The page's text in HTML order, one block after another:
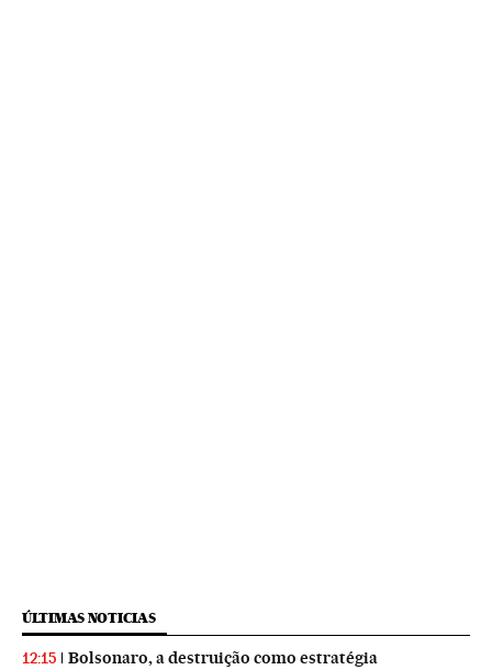
ÚLTIMAS NOTICIAS
12:15 Bolsonaro, a destruição como estratégia